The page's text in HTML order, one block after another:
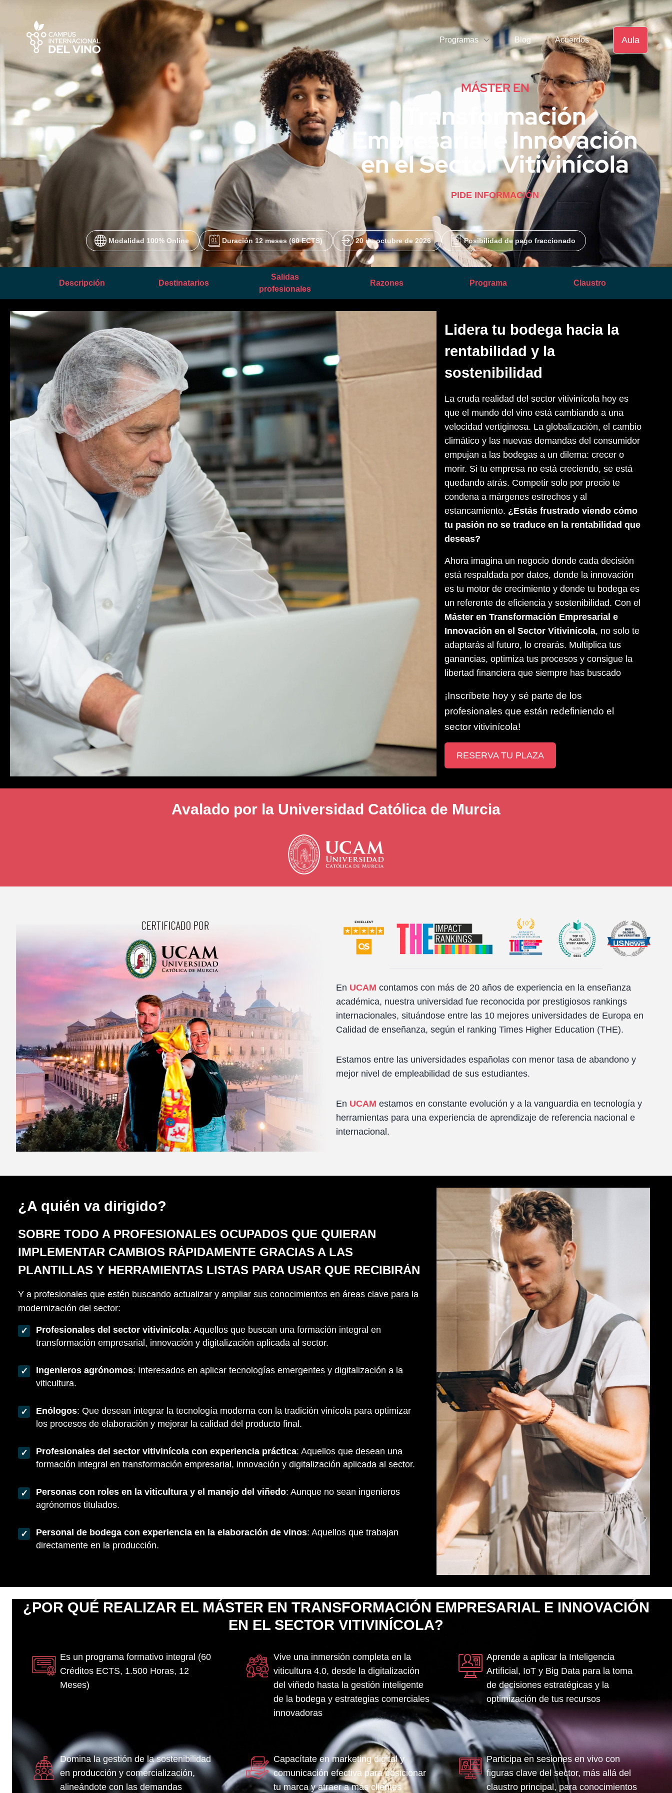
Programas Blog Acuerdos Aula
MÁSTER EN
Transformación
Empresarial e Innovación
en el Sector Vitivinícola
PIDE INFORMACIÓN
Modalidad 100% Online Duración 12 meses (60 ECTS) 20 de octubre de 2026 Posibilidad de pago fraccionado
Descripción Destinatarios
Salidas
profesionales
Razones Programa Claustro
Lidera tu bodega hacia la
rentabilidad y la
sostenibilidad
La cruda realidad del sector vitivinícola hoy es
que el mundo del vino está cambiando a una
velocidad vertiginosa. La globalización, el cambio
climático y las nuevas demandas del consumidor
empujan a las bodegas a un dilema: crecer o
morir. Si tu empresa no está creciendo, se está
quedando atrás. Competir solo por precio te
condena a márgenes estrechos y al
estancamiento. ¿Estás frustrado viendo cómo
tu pasión no se traduce en la rentabilidad que
deseas?
Ahora imagina un negocio donde cada decisión
está respaldada por datos, donde la innovación
es tu motor de crecimiento y donde tu bodega es
un referente de eficiencia y sostenibilidad. Con el
Máster en Transformación Empresarial e
Innovación en el Sector Vitivinícola, no solo te
adaptarás al futuro, lo crearás. Multiplica tus
ganancias, optimiza tus procesos y consigue la
libertad financiera que siempre has buscado
¡Inscríbete hoy y sé parte de los
profesionales que están redefiniendo el
sector vitivinícola!
RESERVA TU PLAZA
Avalado por la Universidad Católica de Murcia
En UCAM contamos con más de 20 años de experiencia en la enseñanza
académica, nuestra universidad fue reconocida por prestigiosos rankings
internacionales, situándose entre las 10 mejores universidades de Europa en
Calidad de enseñanza, según el ranking Times Higher Education (THE).
Estamos entre las universidades españolas con menor tasa de abandono y
mejor nivel de empleabilidad de sus estudiantes.
En UCAM estamos en constante evolución y a la vanguardia en tecnología y
herramientas para una experiencia de aprendizaje de referencia nacional e
internacional.
¿A quién va dirigido?
SOBRE TODO A PROFESIONALES OCUPADOS QUE QUIERAN
IMPLEMENTAR CAMBIOS RÁPIDAMENTE GRACIAS A LAS
PLANTILLAS Y HERRAMIENTAS LISTAS PARA USAR QUE RECIBIRÁN
Y a profesionales que estén buscando actualizar y ampliar sus conocimientos en áreas clave para la
modernización del sector:
Profesionales del sector vitivinícola: Aquellos que buscan una formación integral en
transformación empresarial, innovación y digitalización aplicada al sector.
Ingenieros agrónomos: Interesados en aplicar tecnologías emergentes y digitalización a la
viticultura.
Enólogos: Que desean integrar la tecnología moderna con la tradición vinícola para optimizar
los procesos de elaboración y mejorar la calidad del producto final.
Profesionales del sector vitivinícola con experiencia práctica: Aquellos que desean una
formación integral en transformación empresarial, innovación y digitalización aplicada al sector.
Personas con roles en la viticultura y el manejo del viñedo: Aunque no sean ingenieros
agrónomos titulados.
Personal de bodega con experiencia en la elaboración de vinos: Aquellos que trabajan
directamente en la producción.
¿POR QUÉ REALIZAR EL MÁSTER EN TRANSFORMACIÓN EMPRESARIAL E INNOVACIÓN
EN EL SECTOR VITIVINÍCOLA?
Es un programa formativo integral (60
Créditos ECTS, 1.500 Horas, 12
Meses)
Vive una inmersión completa en la
viticultura 4.0, desde la digitalización
del viñedo hasta la gestión inteligente
de la bodega y estrategias comerciales
innovadoras
Aprende a aplicar la Inteligencia
Artificial, IoT y Big Data para la toma
de decisiones estratégicas y la
optimización de tus recursos
Domina la gestión de la sostenibilidad
en producción y comercialización,
alineándote con las demandas
Capacítate en marketing digital y
comunicación efectiva para posicionar
tu marca y atraer a más clientes
Participa en sesiones en vivo con
figuras clave del sector, más allá del
claustro principal, para conocimientos